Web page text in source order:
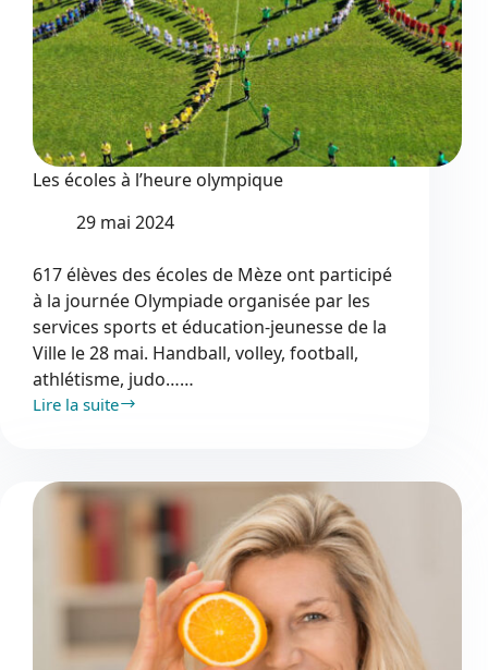
Les écoles à l’heure olympique
29 mai 2024
617 élèves des écoles de Mèze ont participé
à la journée Olympiade organisée par les
services sports et éducation-jeunesse de la
Ville le 28 mai. Handball, volley, football,
athlétisme, judo……
Lire la suite
Les
l’heure
olympique